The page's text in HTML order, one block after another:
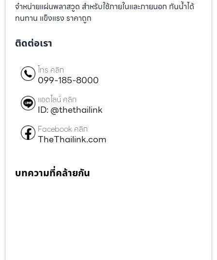
จำหน่ายแผ่นพลาสวูด สำหรับใช้ภายในและภายนอก กันน้ำได้
ทนทาน แข็งแรง ราคาถูก
ติดต่อเรา
โทร คลิก
099-185-8000
แอดไลน์ คลิก
ID: @thethailink
Facebook คลิก
TheThailink.com
บทความที่คล้ายกัน